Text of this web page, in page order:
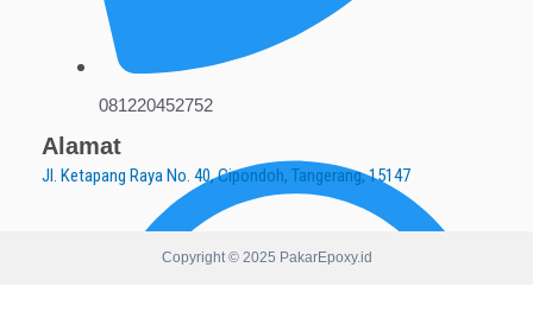
081220452752
Alamat
Jl. Ketapang Raya No. 40, Cipondoh, Tangerang, 15147
Copyright © 2025 PakarEpoxy.id